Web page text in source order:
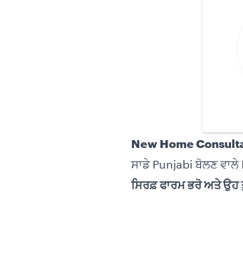
New Home
ਸਾਡੇ Punjabi ਬੋਲਣ ਵਾਲੇ
ਸਿਰਫ਼ ਫਾਰਮ ਭਰੋ ਅਤੇ ਉਹ